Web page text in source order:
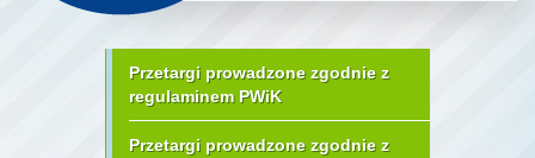
Przetargi prowadzone zgodnie z
regulaminem PWiK
Przetargi prowadzone zgodnie z